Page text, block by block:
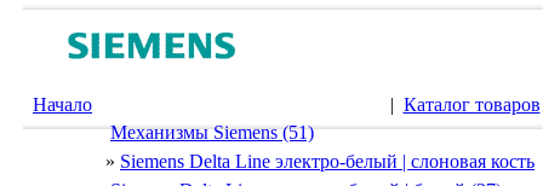
Начало | Каталог товаров
Механизмы Siemens (51)
» Siemens Delta Line электро-белый | слоновая кость